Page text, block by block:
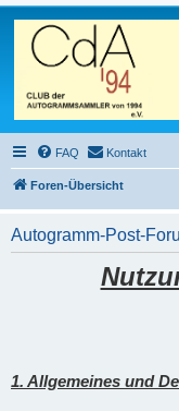
FAQ Kontakt
Foren-Übersicht
Autogramm-Post-
1. Allgemeines und